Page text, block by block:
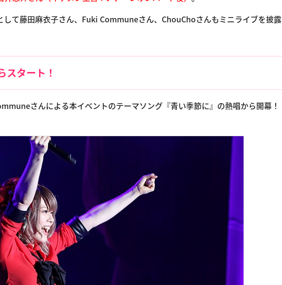
して藤田麻衣子さん、Fuki Communeさん、ChouChoさんもミニライブを披露
スタート！
さんによる本イベントのテーマソング『青い季節に』の熱唱から開幕！